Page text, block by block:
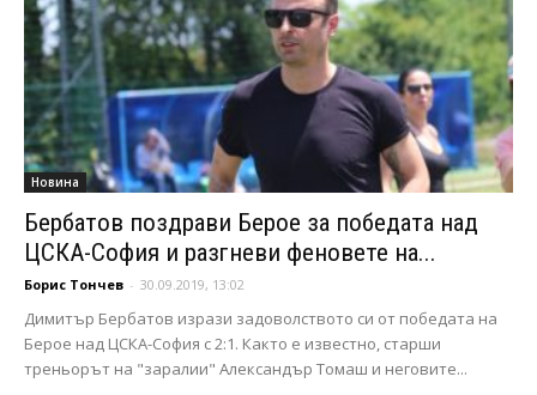
Новина
Бербатов поздрави Берое за победата над
ЦСКА-София и разгневи феновете на...
Борис Тончев - 30.09.2019, 13:02
Димитър Бербатов изрази задоволството си от победата на
Берое над ЦСКА-София с 2:1. Както е известно, старши
треньорът на "заралии" Александър Томаш и неговите...